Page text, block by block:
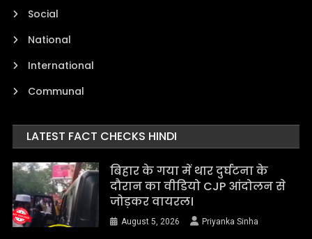
Social
National
International
Communal
LATEST FACT CHECKS HINDI
बिहार के गया में थार दुर्घटना के
दौरान का वीडियो CJP आंदोलन से
जोड़कर वायरल।
August 5, 2026 Priyanka Sinha